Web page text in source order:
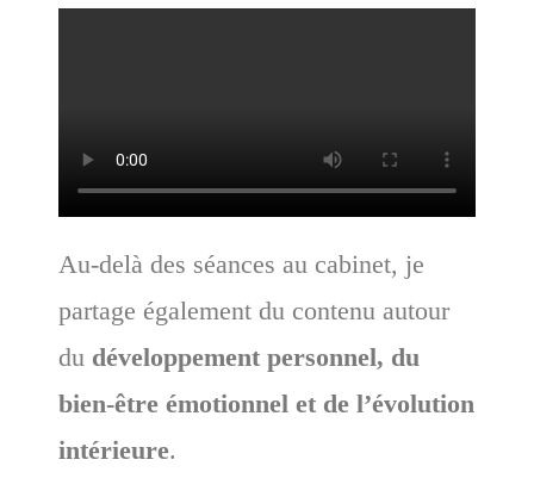
Au-delà des séances au cabinet, je
partage également du contenu autour
du développement personnel, du
bien-être émotionnel et de l’évolution
intérieure.